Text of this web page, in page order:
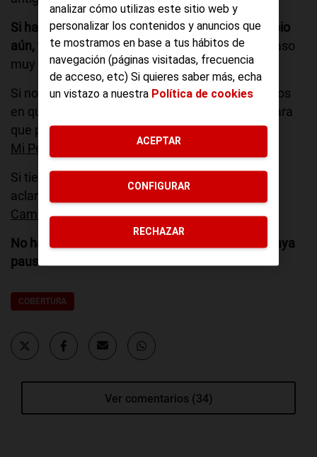
Si has recibido tu tarjeta y no has hecho el cambio
aún, te pedimos por favor que lo hagas. Es un paso
muy sencillo y gratuito.
Si no has recibido tu nueva tarjeta SIM, confiamos
en que llegue a tu buzón en los próximos días para
que puedas solicitar cuanto antes el cambio en
Mi Pepephone
Si tienes dudas, puedes llamarnos al 1212 o
aclararlas en el apartado de nuestra web: "
Cambio a Movistar".
No hay prisa, pero necesitamos que tampoco haya
pausa.
COBERTURA
Ver comentarios (34)
analizar cómo utilizas este sitio web y
personalizar los contenidos y anuncios que
te mostramos en base a tus hábitos de
navegación (páginas visitadas, frecuencia
de acceso, etc) Si quieres saber más, echa
un vistazo a nuestra Política de cookies
RECHAZAR
ACEPTAR
CONFIGURAR